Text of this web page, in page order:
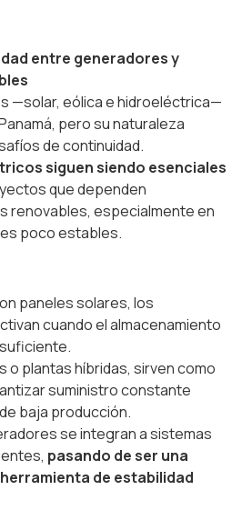
entre generadores y
—solar, eólica e hidroeléctrica—
pero su naturaleza
de continuidad.
siguen siendo esenciales
que dependen
renovables, especialmente en
poco estables.
paneles solares, los
cuando el almacenamiento
o plantas híbridas, sirven como
suministro constante
baja producción.
se integran a sistemas
pasando de ser una
de estabilidad